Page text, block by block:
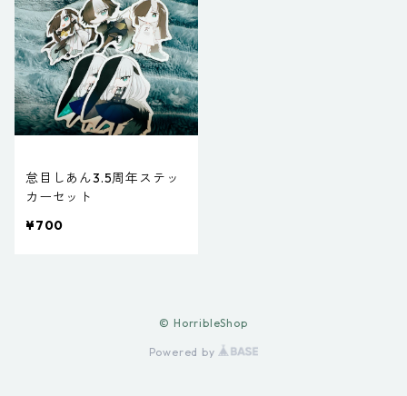
怠目しあん3.5周年ステッ
カーセット
¥700
© HorribleShop
Powered by